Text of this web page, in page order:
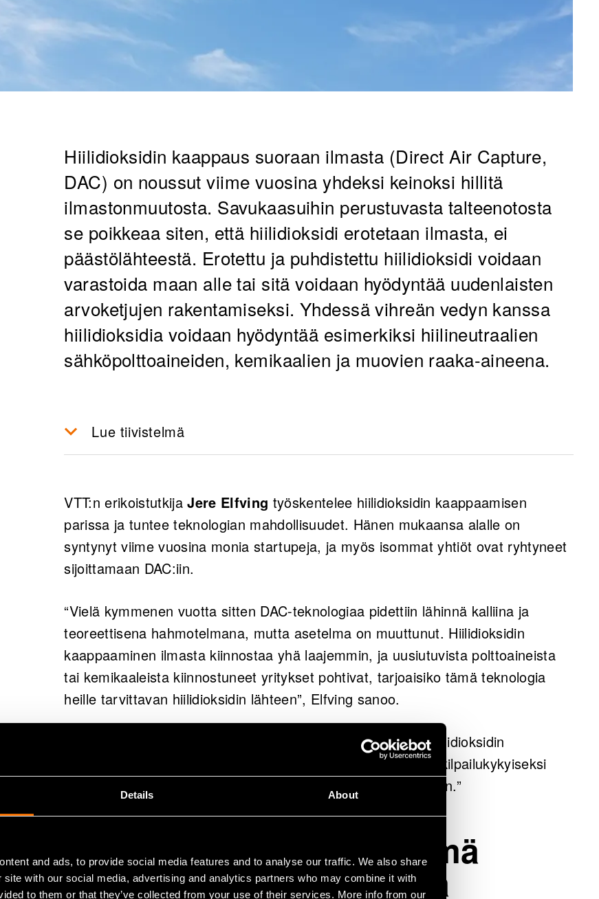
Details About
and ads, to provide social media features and to analyse our traffic. We also share
site with our social media, advertising and analytics partners who may combine it with
to them or that they’ve collected from your use of their services. More info from our
Hiilidioksidin kaappaus suoraan ilmasta (Direct Air Capture,
DAC) on noussut viime vuosina yhdeksi keinoksi hillitä
ilmastonmuutosta. Savukaasuihin perustuvasta talteenotosta
se poikkeaa siten, että hiilidioksidi erotetaan ilmasta, ei
päästölähteestä. Erotettu ja puhdistettu hiilidioksidi voidaan
varastoida maan alle tai sitä voidaan hyödyntää uudenlaisten
arvoketjujen rakentamiseksi. Yhdessä vihreän vedyn kanssa
hiilidioksidia voidaan hyödyntää esimerkiksi hiilineutraalien
sähköpolttoaineiden, kemikaalien ja muovien raaka-aineena.
Lue tiivistelmä
ovat alkaneet investoida hiilidioksidin talteenottoon ilmasta.
Keskus keskittyy kiinteisiin materiaaleihin, parantaen niiden
kaappauskykyä, kestävyyttä ja skaalautuvuutta, sekä käyttää
mallinnustyökaluja, jotka auttavat yrityksiä tunnistamaan pullonkauloja
varhaisessa vaiheessa.
VTT tukee yrityksiä hiilidioksidin jatkokäytössä erityisesti synteettisten
polttoaineiden ja syötävän proteiinin tuotannossa, mikä osoittaa tekniikan
monipuolisia mahdollisuuksia.
Tiivistelmä on tekoälyn tekemä ja ihmisen tarkistama.
VTT:n erikoistutkijaJere Elfving työskentelee hiilidioksidin kaappaamisen
parissa ja tuntee teknologian mahdollisuudet. Hänen mukaansa alalle on
syntynyt viime vuosina monia startupeja, ja myös isommat yhtiöt ovat ryhtyneet
sijoittamaan DAC:iin.
“Vielä kymmenen vuotta sitten DAC-teknologiaa pidettiin lähinnä kalliina ja
teoreettisena hahmotelmana, mutta asetelma on muuttunut. Hiilidioksidin
kaappaaminen ilmasta kiinnostaa yhä laajemmin, ja uusiutuvista polttoaineista
tai kemikaaleista kiinnostuneet yritykset pohtivat, tarjoaisiko tämä teknologia
heille tarvittavan hiilidioksidin lähteen”, Elfving sanoo.
“Toisaalta jotkin yritykset pohtivat, voisiko ilmasta tehtävä hiilidioksidin
talteenotto ja pysyvä varastointi maan alle muodostua niille kilpailukykyiseksi
vaihtoehdoksi, jos päästöoikeuksien hinnat jatkavat nousuaan.”
Ainutlaatuinen yhdistelmä
kokeellista tutkimusta ja